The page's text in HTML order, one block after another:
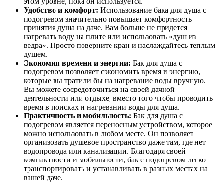
Удобство и комфорт: Использование бака для душа с
подогревом значительно повышает комфортность
принятия душа на даче. Вам больше не придется
нагревать воду на плите или использовать «душ из
ведра». Просто поверните кран и наслаждайтесь теплым
душем.
Экономия времени и энергии: Бак для душа с
подогревом позволяет сэкономить время и энергию,
которые вы тратили бы на нагревание воды вручную.
Вы можете сосредоточиться на своей дачной
деятельности или отдыхе, вместо того чтобы проводить
время в поисках и нагревании воды для душа.
Практичность и мобильность: Бак для душа с
подогревом является переносным устройством, которое
можно использовать в любом месте. Он позволяет
организовать душевое пространство даже там, где нет
водопровода или канализации. Благодаря своей
компактности и мобильности, бак с подогревом легко
транспортировать и устанавливать в разных местах на
вашей даче.